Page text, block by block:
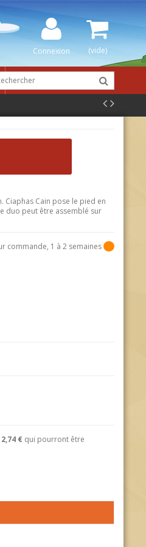
incididunt ut labore et
laboris nisi ut aliquip ex
(vide)
Connexion
Ciaphas Cain pose le pied en
duo peut être assemblé sur
commande, 1 à 2 semaines
2,74 € qui pourront être